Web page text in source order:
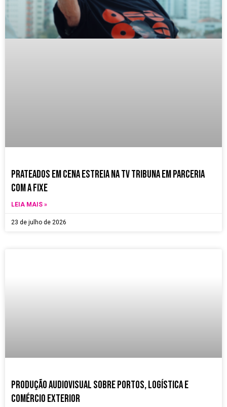
Prateados em Cena estreia na TV Tribuna em parceria
com a Fixe
LEIA MAIS »
23 de julho de 2026
Produção Audiovisual sobre Portos, Logística e
Comércio Exterior